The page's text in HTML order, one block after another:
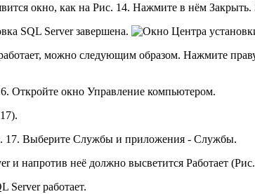
окно, как на Рис. 14. Нажмите в нём
SQL Server завершена.
можно следующим образом. Нажмите
Откройте окно Управление компьютером.
17. Выберите Службы и приложения - Службы.
и напротив неё должно высветится Работает
Server работает.